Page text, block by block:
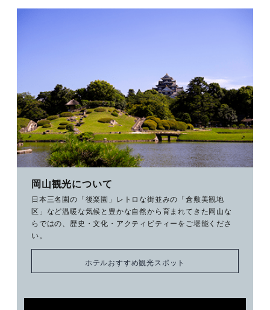
岡山観光について
日本三名園の「後楽園」レトロな街並みの「倉敷美観地
区」など温暖な気候と豊かな自然から育まれてきた岡山な
らではの、歴史・文化・アクティビティーをご堪能くださ
い。
ホテルおすすめ観光スポット